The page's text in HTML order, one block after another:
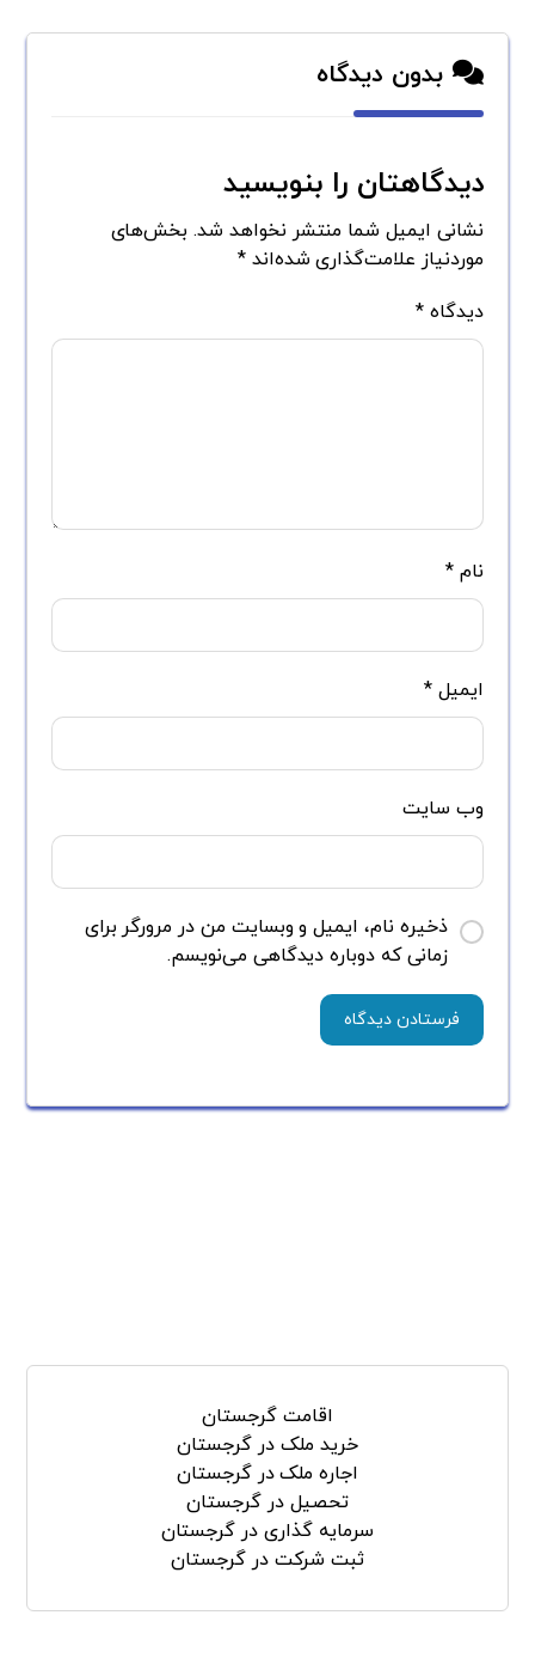
بدون دیدگاه
دیدگاهتان را بنویسید
نشانی ایمیل شما منتشر نخواهد شد. بخش‌های
موردنیاز علامت‌گذاری شده‌اند*
دیدگاه*
نام*
ایمیل*
وب‌ سایت
ذخیره نام، ایمیل و وبسایت من در مرورگر برای
زمانی که دوباره دیدگاهی می‌نویسم.
اقامت گرجستان
خرید ملک در گرجستان
اجاره ملک در گرجستان
تحصیل در گرجستان
سرمایه گذاری در گرجستان
ثبت شرکت در گرجستان